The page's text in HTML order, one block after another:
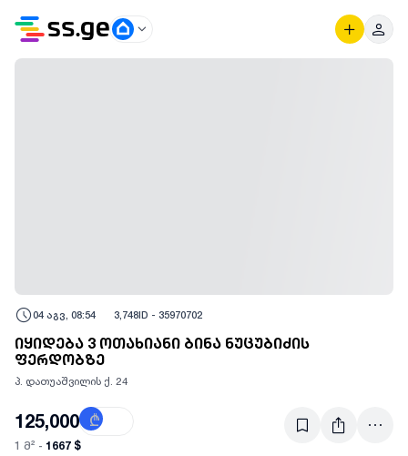
04 აგვ, 08:54 3,748ID - 35970702
იყიდება 3 ოთახიანი ბინა ნუცუბიძის
ფერდობზე
პ. დათუაშვილის ქ. 24
125,000 ₾
1 მ² - 1667 $